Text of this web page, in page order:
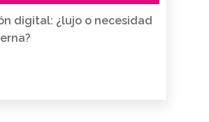
digital: ¿lujo o necesidad